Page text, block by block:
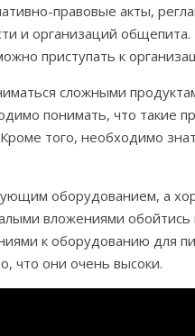
правовые акты,
и организаций общепита.
приступать к
сложными
понимать, что такие
того, необходимо
оборудованием, а
вложениями
к оборудованию для
что они очень высоки.